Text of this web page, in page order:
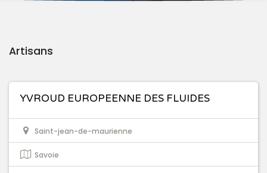
Artisans
YVROUD EUROPEENNE DES FLUIDES
Saint-jean-de-maurienne
Savoie